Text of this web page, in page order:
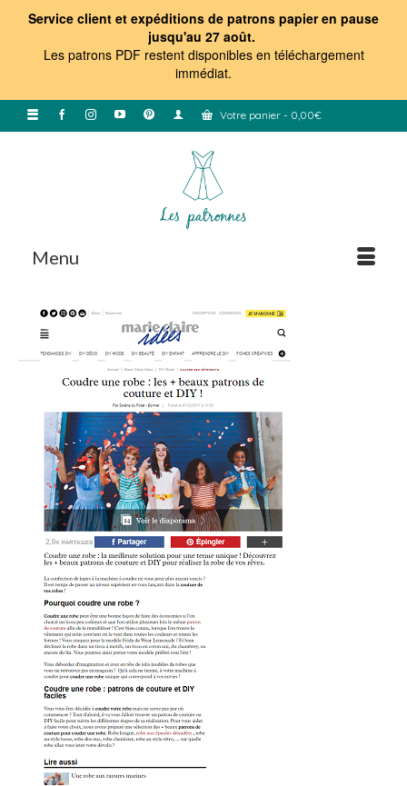
Service client et expéditions de patrons papier en pause
jusqu'au 27 août.
Les patrons PDF restent disponibles en téléchargement
immédiat.
Votre panier - 0,00€
Menu